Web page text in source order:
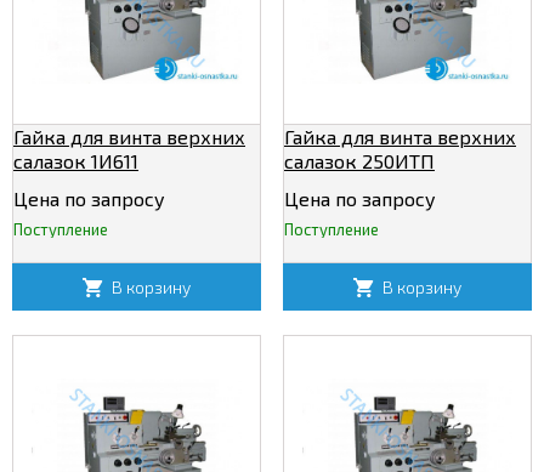
Гайка для винта верхних
салазок 1И611
Цена по запросу
Поступление
В корзину
Гайка для винта верхних
салазок 250ИТП
Цена по запросу
Поступление
В корзину